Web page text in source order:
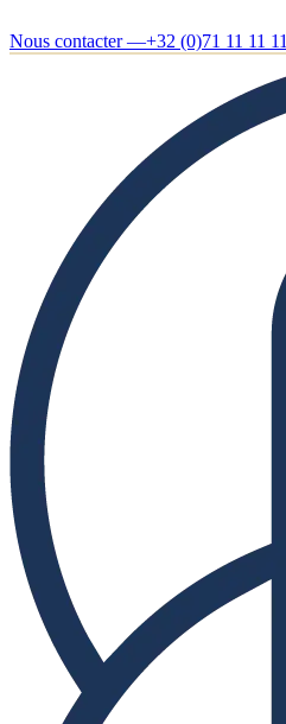
Nous contacter —+32 (0)71 11 11 11